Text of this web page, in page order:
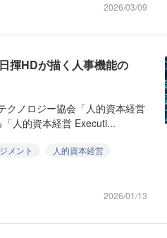
2026/03/09
揮HDが描く人事機能の
クノロジー協会「人的資本経営
人的資本経営 Executi...
メント
人的資本経営
2026/01/13